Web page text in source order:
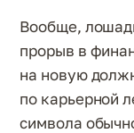
Вообще,
прорыв в
на новую
по карьерной
символа